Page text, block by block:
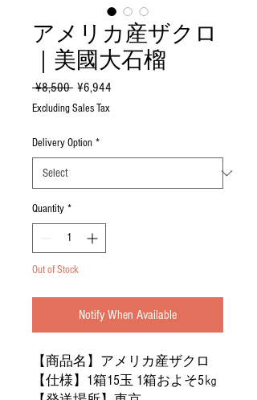
アメリカ産ザクロ
｜美國大石榴
¥8,500 Regular
Price
¥6,944
Excluding Sales Tax
Delivery Option *
Quantity *
Out of Stock
Notify When Available
【商品名】アメリカ産ザクロ
【仕様】1箱15玉 1箱およそ5㎏